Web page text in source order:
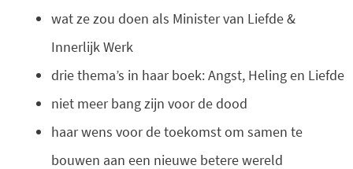
wat ze zou doen als Minister van Liefde &
Innerlijk Werk
drie thema’s in haar boek: Angst, Heling en Liefde
niet meer bang zijn voor de dood
haar wens voor de toekomst om samen te
bouwen aan een nieuwe betere wereld